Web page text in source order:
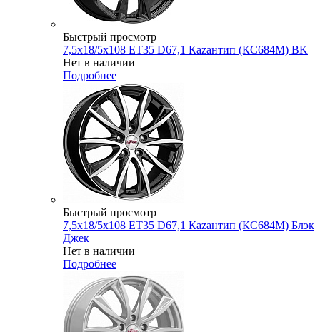
Быстрый просмотр
7,5x18/5x108 ET35 D67,1 Каzантип (КС684М) BK
Нет в наличии
Подробнее
Быстрый просмотр
7,5x18/5x108 ET35 D67,1 Каzантип (КС684М) Блэк
Джек
Нет в наличии
Подробнее